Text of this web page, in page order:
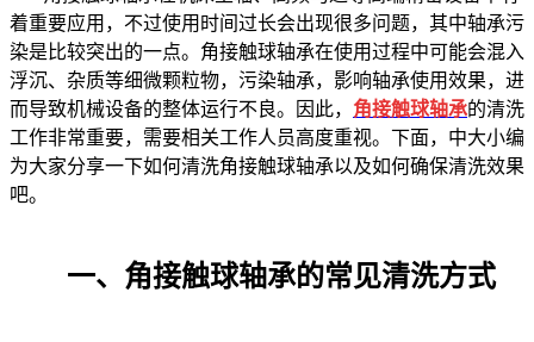
着重要应用，不过使用时间过长会出现很多问题，其中轴承污
染是比较突出的一点。角接触球轴承在使用过程中可能会混入
浮沉、杂质等细微颗粒物，污染轴承，影响轴承使用效果，进
而导致机械设备的整体运行不良。因此， 角接触球轴承的清洗
工作非常重要，需要相关工作人员高度重视。下面，中大小编
为大家分享一下如何清洗角接触球轴承以及如何确保清洗效果
吧。
一、角接触球轴承的常见清洗方式